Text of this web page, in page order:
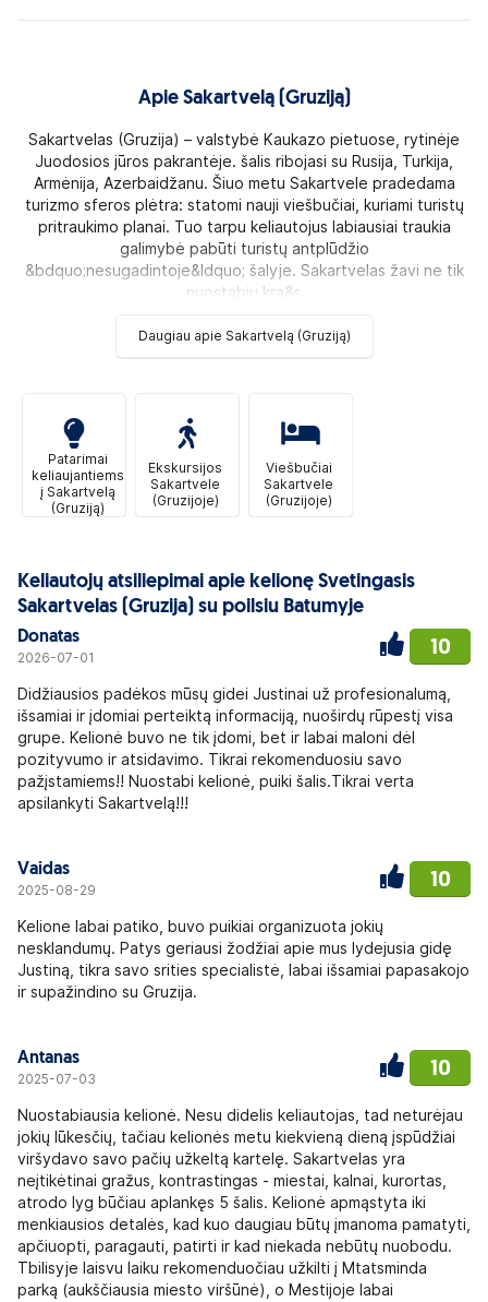
Apie Sakartvelą (Gruziją)
Sakartvelas (Gruzija) – valstybė Kaukazo pietuose, rytinėje
Juodosios jūros pakrantėje. šalis ribojasi su Rusija, Turkija,
Armėnija, Azerbaidžanu. Šiuo metu Sakartvele pradedama
turizmo sferos plėtra: statomi nauji viešbučiai, kuriami turistų
pritraukimo planai. Tuo tarpu keliautojus labiausiai traukia
galimybė pabūti turistų antplūdžio
&bdquo;nesugadintoje&ldquo; šalyje. Sakartvelas žavi ne tik
nuostabiu kra&s
Daugiau apie Sakartvelą (Gruziją)
Patarimai
keliaujantiems
į Sakartvelą
(Gruziją)
Ekskursijos
Sakartvele
(Gruzijoje)
Viešbučiai
Sakartvele
(Gruzijoje)
Keliautojų atsiliepimai apie kelionę Svetingasis
Sakartvelas (Gruzija) su poilsiu Batumyje
Donatas
2026-07-01 10
Didžiausios padėkos mūsų gidei Justinai už profesionalumą,
išsamiai ir įdomiai perteiktą informaciją, nuoširdų rūpestį visa
grupe. Kelionė buvo ne tik įdomi, bet ir labai maloni dėl
pozityvumo ir atsidavimo. Tikrai rekomenduosiu savo
pažįstamiems!! Nuostabi kelionė, puiki šalis.Tikrai verta
apsilankyti Sakartvelą!!!
Vaidas
2025-08-29 10
Kelione labai patiko, buvo puikiai organizuota jokių
nesklandumų. Patys geriausi žodžiai apie mus lydejusia gidę
Justiną, tikra savo srities specialistė, labai išsamiai papasakojo
ir supažindino su Gruzija.
Antanas
2025-07-03 10
Nuostabiausia kelionė. Nesu didelis keliautojas, tad neturėjau
jokių lūkesčių, tačiau kelionės metu kiekvieną dieną įspūdžiai
viršydavo savo pačių užkeltą kartelę. Sakartvelas yra
neįtikėtinai gražus, kontrastingas - miestai, kalnai, kurortas,
atrodo lyg būčiau aplankęs 5 šalis. Kelionė apmąstyta iki
menkiausios detalės, kad kuo daugiau būtų įmanoma pamatyti,
apčiuopti, paragauti, patirti ir kad niekada nebūtų nuobodu.
Tbilisyje laisvu laiku rekomenduočiau užkilti į Mtatsminda
parką (aukščiausia miesto viršūnė), o Mestijoje labai